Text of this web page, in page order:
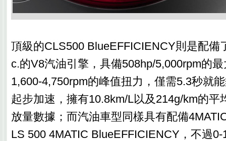
頂級的CLS500 BlueEFFICIENCY則是配備
c.的V8汽油引擎，具備508hp/5,000rpm的
1,600-4,750rpm的峰值扭力，僅需5.3秒就
起步加速，擁有10.8km/L以及214g/km的平
放量數據；而汽油車型同樣具有配備
LS 500 4MATIC BlueEFFICIENCY，不過